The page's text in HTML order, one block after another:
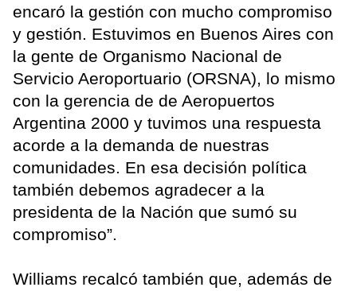
encaró la gestión con mucho compromiso
y gestión. Estuvimos en Buenos Aires con
la gente de Organismo Nacional de
Servicio Aeroportuario (ORSNA), lo mismo
con la gerencia de de Aeropuertos
Argentina 2000 y tuvimos una respuesta
acorde a la demanda de nuestras
comunidades. En esa decisión política
también debemos agradecer a la
presidenta de la Nación que sumó su
compromiso”.
Williams recalcó también que, además de